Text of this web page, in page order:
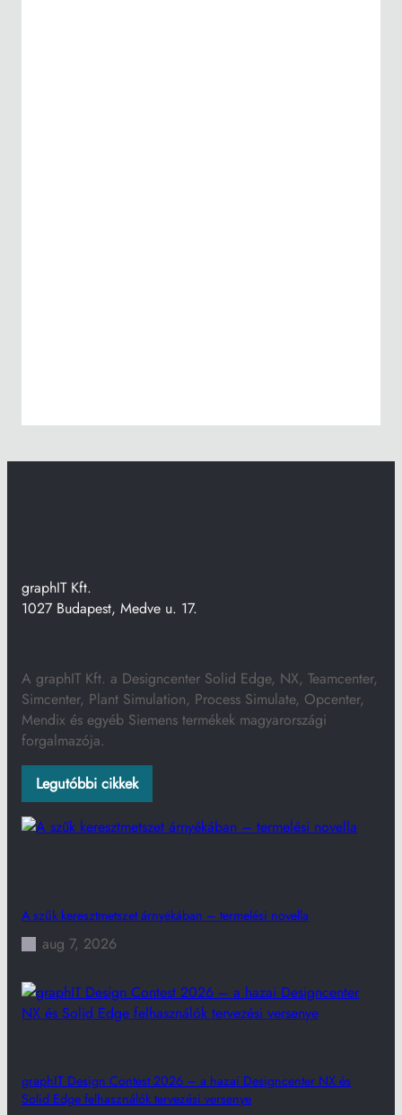
graphIT Kft.
1027 Budapest, Medve u. 17.
A graphIT Kft. a Designcenter Solid Edge, NX, Teamcenter,
Simcenter, Plant Simulation, Process Simulate, Opcenter,
Mendix és egyéb Siemens termékek magyarországi
forgalmazója.
Legutóbbi cikkek
A szűk keresztmetszet árnyékában – termelési novella
aug 7, 2026
graphIT Design Contest 2026 – a hazai Designcenter NX és
Solid Edge felhasználók tervezési versenye